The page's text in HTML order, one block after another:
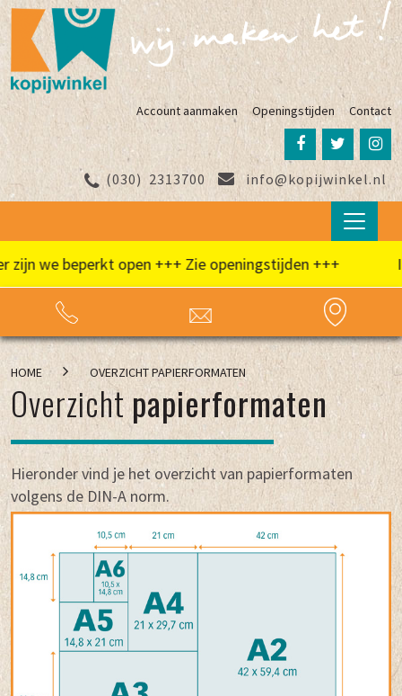
Account aanmaken Openingstijden Contact
(030) 2313700 info@kopijwinkel.nl
we beperkt open +++ Zie openingstijden +++
HOME OVERZICHT PAPIERFORMATEN
Overzichtpapierformaten
Hieronder vind je het overzicht van papierformaten
volgens de DIN-A norm.